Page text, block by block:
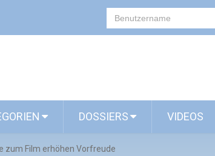
DOSSIERS VIDEOS
zum Film erhöhen Vorfreude